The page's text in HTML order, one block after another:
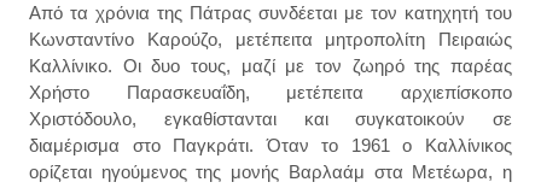
Από τα χρόνια της Πάτρας συνδέεται με τον κατηχητή του
Κωνσταντίνο Καρούζο, μετέπειτα μητροπολίτη Πειραιώς
Καλλίνικο. Οι δυο τους, μαζί με τον ζωηρό της παρέας
Χρήστο Παρασκευαΐδη, μετέπειτα αρχιεπίσκοπο
Χριστόδουλο, εγκαθίστανται και συγκατοικούν σε
διαμέρισμα στο Παγκράτι. Όταν το 1961 ο Καλλίνικος
ορίζεται ηγούμενος της μονής Βαρλαάμ στα Μετέωρα, η